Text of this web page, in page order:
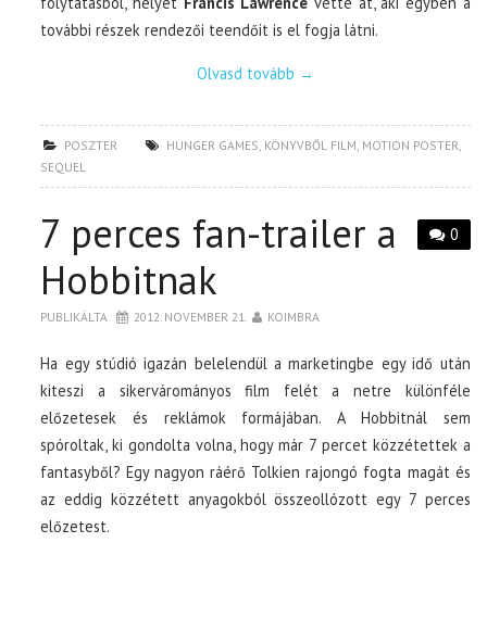
további részek rendezői teendőit is el fogja látni.
Olvasd tovább →
POSZTER HUNGER GAMES KÖNYVBŐL FILM MOTION POSTER
SEQUEL
0
7 perces fan-trailer a
Hobbitnak
PUBLIKÁLTA 2012. NOVEMBER 21. KOIMBRA
Ha egy stúdió igazán belelendül a marketingbe egy idő után
kiteszi a sikervárományos film felét a netre különféle
előzetesek és reklámok formájában. A Hobbitnál sem
spóroltak, ki gondolta volna, hogy már 7 percet közzétettek a
fantasyből? Egy nagyon ráérő Tolkien rajongó fogta magát és
az eddig közzétett anyagokból összeollózott egy 7 perces
előzetest.